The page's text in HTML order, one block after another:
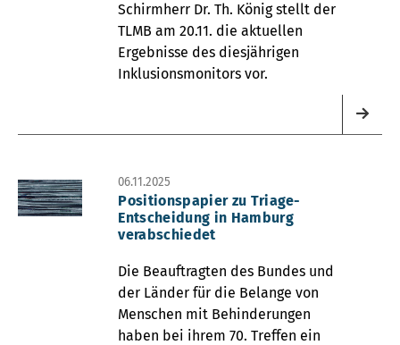
Schirmherr Dr. Th. König stellt der
TLMB am 20.11. die aktuellen
Ergebnisse des diesjährigen
Inklusionsmonitors vor.
06.11.2025
Positionspapier zu Triage-
Entscheidung in Hamburg
verabschiedet
Die Beauftragten des Bundes und
der Länder für die Belange von
Menschen mit Behinderungen
haben bei ihrem 70. Treffen ein